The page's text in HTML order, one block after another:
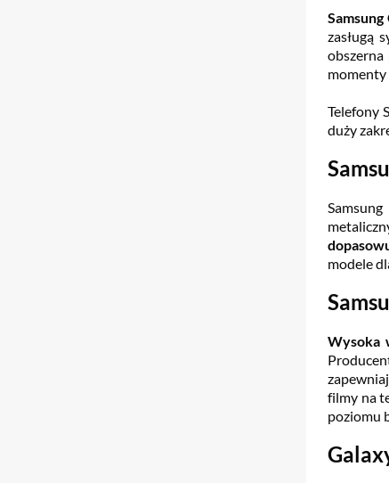
zasługą
obszerna
momenty
Telefony
duży
modele
Wysoka
filmy na
poziomu